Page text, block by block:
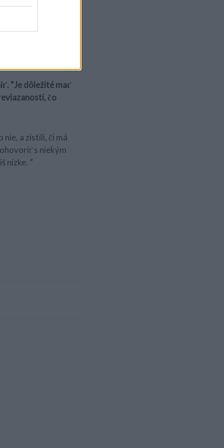
tím, nech
s väčšou
“Je dôležité mať
čo
a zistili, či má
s niekým
nízke. ”